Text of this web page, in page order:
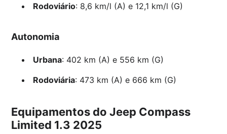
Rodoviário: 8,6 km/l (A) e 12,1 km/l (G)
Autonomia
Urbana: 402 km (A) e 556 km (G)
Rodoviária: 473 km (A) e 666 km (G)
Equipamentos do Jeep Compass
Limited 1.3 2025